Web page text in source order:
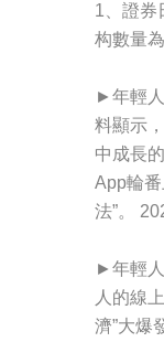
1、證券
构數量
►年輕人
料顯示
中成長
App輪
法”。
►年輕
人的線
濟”大爆